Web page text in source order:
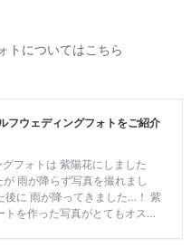
トについてはこちら